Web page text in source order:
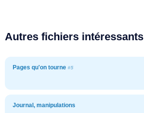
Autres fichiers intéressants
Pages qu'on tourne #5
Journal, manipulations